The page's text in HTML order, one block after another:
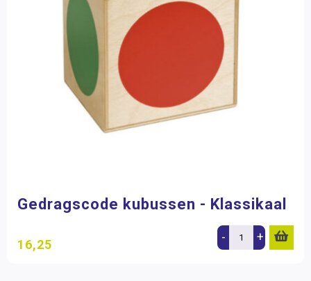
Gedragscode kubussen - Klassikaal
16,25 - +